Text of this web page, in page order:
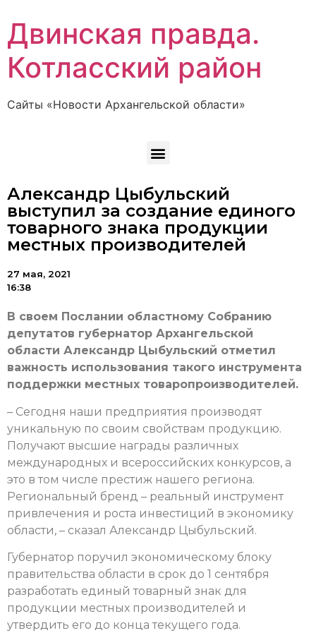
Двинская правда.
Котласский район
Сайты «Новости Архангельской области»
Александр Цыбульский
выступил за создание единого
товарного знака продукции
местных производителей
27 мая, 2021
16:38
В своем Послании областному Собранию
депутатов губернатор Архангельской
области Александр Цыбульский отметил
важность использования такого инструмента
поддержки местных товаропроизводителей.
– Сегодня наши предприятия производят
уникальную по своим свойствам продукцию.
Получают высшие награды различных
международных и всероссийских конкурсов, а
это в том числе престиж нашего региона.
Региональный бренд – реальный инструмент
привлечения и роста инвестиций в экономику
области, – сказал Александр Цыбульский.
Губернатор поручил экономическому блоку
правительства области в срок до 1 сентября
разработать единый товарный знак для
продукции местных производителей и
утвердить его до конца текущего года.